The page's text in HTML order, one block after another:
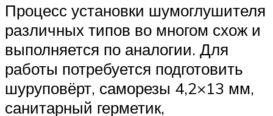
Процесс установки шумоглушителя
различных типов во многом схож и
выполняется по аналогии. Для
работы потребуется подготовить
шуруповёрт, саморезы 4,2×13 мм,
санитарный герметик,